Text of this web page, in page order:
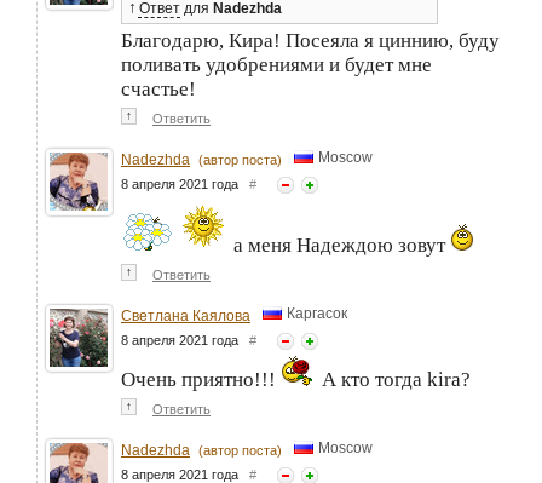
↑ Ответ для Nadezhda
Благодарю, Кира! Посеяла я циннию, буду
поливать удобрениями и будет мне
счастье!
↑ Ответить
Nadezhda (автор поста) Moscow
8 апреля 2021 года #
а меня Надеждою зовут
↑ Ответить
Светлана Каялова Каргасок
8 апреля 2021 года #
Очень приятно!!! А кто тогда kira?
↑ Ответить
Nadezhda (автор поста) Moscow
8 апреля 2021 года #